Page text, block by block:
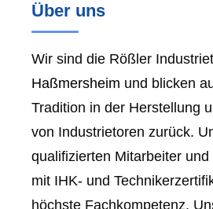
Über uns
Wir sind die Rößler
Haßmersheim und blicken
Tradition in der Herstellung
von Industrietoren zurück.
qualifizierten Mitarbeiter
mit IHK- und
höchste Fachkompetenz.